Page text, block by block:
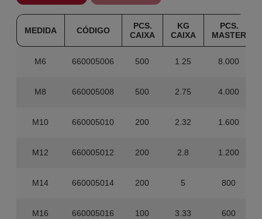
MEDIDA CÓDIGO
PCS.
CAIXA
KG
CAIXA
PCS.
MASTER
M6 660005006 500 1.25 8.000
M8 660005008 500 2.75 4.000
M10 660005010 200 2.32 1.600
M12 660005012 200 2.8 1.200
M14 660005014 200 5 800
M16 660005016 100 3.33 600